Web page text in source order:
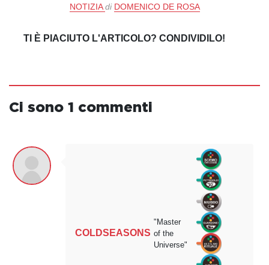
NOTIZIA di DOMENICO DE ROSA
TI È PIACIUTO L'ARTICOLO? CONDIVIDILO!
Ci sono 1 commenti
COLDSEASONS
"Master
of the
Universe"